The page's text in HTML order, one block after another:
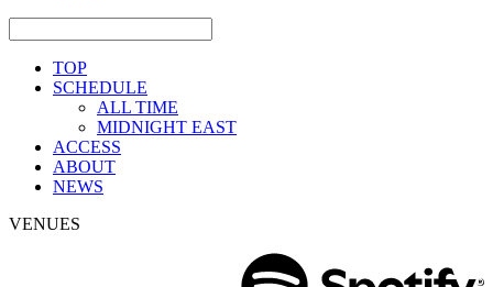
TOP
SCHEDULE
ALL TIME
MIDNIGHT EAST
ACCESS
ABOUT
NEWS
VENUES